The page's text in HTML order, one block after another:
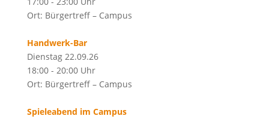
Ort: Bürgertreff – Campus
Handwerk-Bar
Dienstag 22.09.26
18:00 - 20:00 Uhr
Ort: Bürgertreff – Campus
Spieleabend im Campus